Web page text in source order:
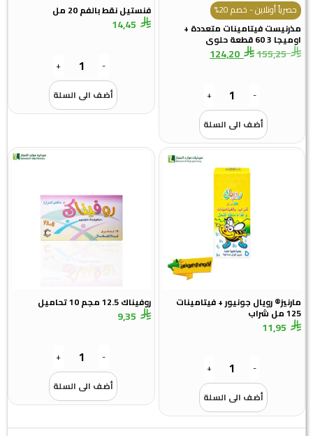
حصرياً أونلاين - خصم 20%
فيتامينات متعددة +
3 60 قطعة حلوى
155,25
124,20
أضف الى السلة
فنستيل نقط بالفم 20 مل
14,45
أضف الى السلة
رويال جونيور + فيتامينات
11,95
أضف الى السلة
روفيناك 12.5 مجم 10 تحاميل
9,35
أضف الى السلة